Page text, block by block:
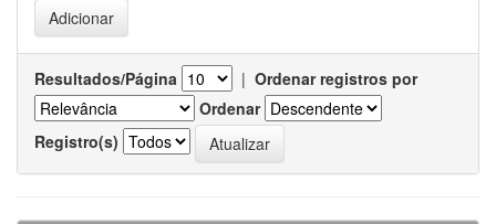
Resultados/Página | Ordenar registros por
Ordenar
Registro(s)